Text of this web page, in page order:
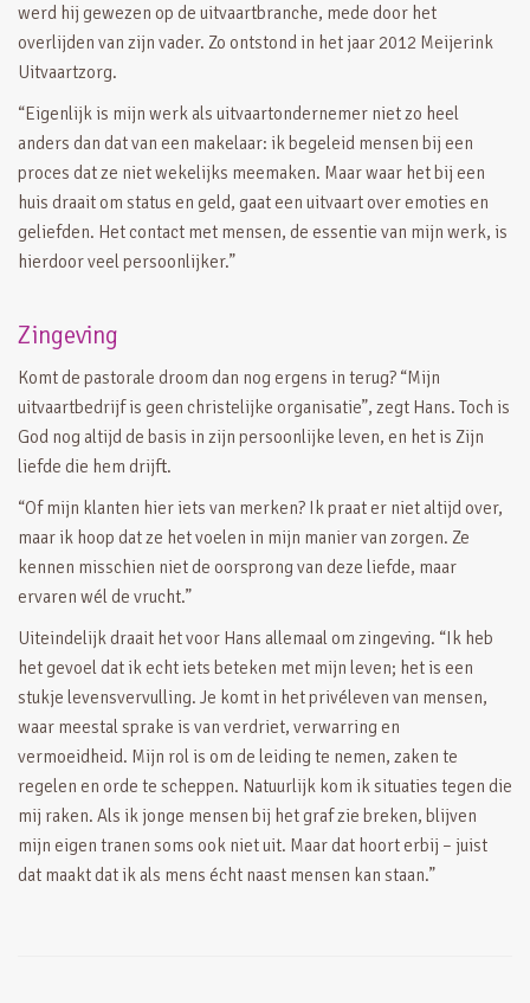
werd hij gewezen op de uitvaartbranche, mede door het
overlijden van zijn vader. Zo ontstond in het jaar 2012 Meijerink
Uitvaartzorg.
“Eigenlijk is mijn werk als uitvaartondernemer niet zo heel
anders dan dat van een makelaar: ik begeleid mensen bij een
proces dat ze niet wekelijks meemaken. Maar waar het bij een
huis draait om status en geld, gaat een uitvaart over emoties en
geliefden. Het contact met mensen, de essentie van mijn werk, is
hierdoor veel persoonlijker.”
Zingeving
Komt de pastorale droom dan nog ergens in terug? “Mijn
uitvaartbedrijf is geen christelijke organisatie”, zegt Hans. Toch is
God nog altijd de basis in zijn persoonlijke leven, en het is Zijn
liefde die hem drijft.
“Of mijn klanten hier iets van merken? Ik praat er niet altijd over,
maar ik hoop dat ze het voelen in mijn manier van zorgen. Ze
kennen misschien niet de oorsprong van deze liefde, maar
ervaren wél de vrucht.”
Uiteindelijk draait het voor Hans allemaal om zingeving. “Ik heb
het gevoel dat ik echt iets beteken met mijn leven; het is een
stukje levensvervulling. Je komt in het privéleven van mensen,
waar meestal sprake is van verdriet, verwarring en
vermoeidheid. Mijn rol is om de leiding te nemen, zaken te
regelen en orde te scheppen. Natuurlijk kom ik situaties tegen die
mij raken. Als ik jonge mensen bij het graf zie breken, blijven
mijn eigen tranen soms ook niet uit. Maar dat hoort erbij – juist
dat maakt dat ik als mens écht naast mensen kan staan.”